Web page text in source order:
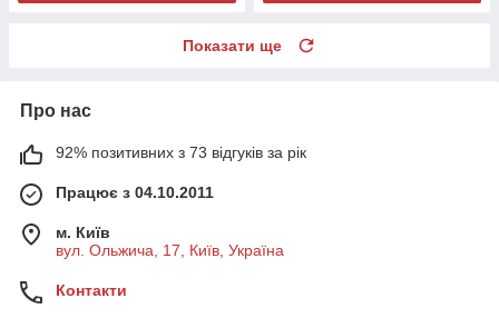
Показати ще
Про нас
92% позитивних з 73 відгуків за рік
Працює з 04.10.2011
м. Київ
вул. Ольжича, 17, Київ, Україна
Контакти